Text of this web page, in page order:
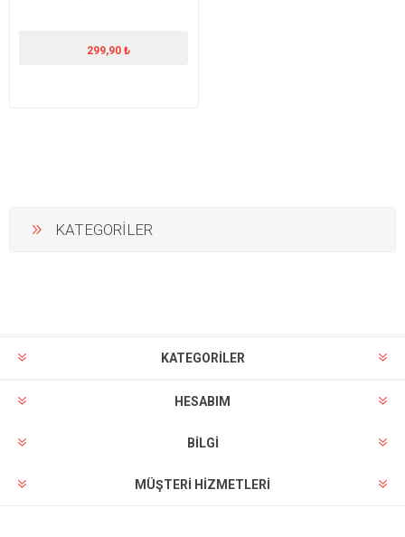
299,90 ₺
KATEGORİLER
KATEGORİLER
HESABIM
BILGI
MÜŞTERI HIZMETLERI